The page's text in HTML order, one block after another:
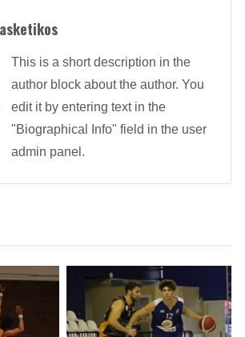
This is a short description in the
author block about the author. You
edit it by entering text in the
"Biographical Info" field in the user
admin panel.